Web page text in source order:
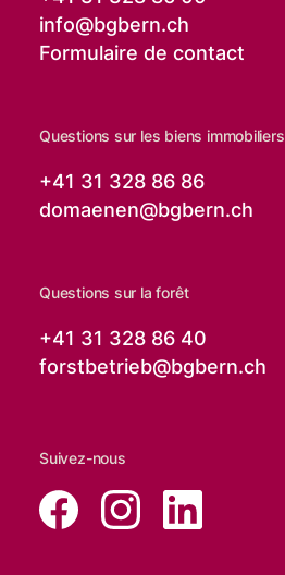
info@bgbern.ch
Formulaire de contact
Questions sur les biens immobiliers
+41 31 328 86 86
domaenen@bgbern.ch
Questions sur la forêt
+41 31 328 86 40
forstbetrieb@bgbern.ch
Suivez-nous